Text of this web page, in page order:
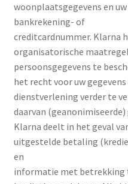
woonplaatsgegevens en
bankrekening- of
creditcardnummer. Klarna
organisatorische
persoonsgegevens te
het recht voor uw
dienstverlening verder te
daarvan
Klarna deelt in het geval
uitgestelde betaling
en
informatie met betrekking